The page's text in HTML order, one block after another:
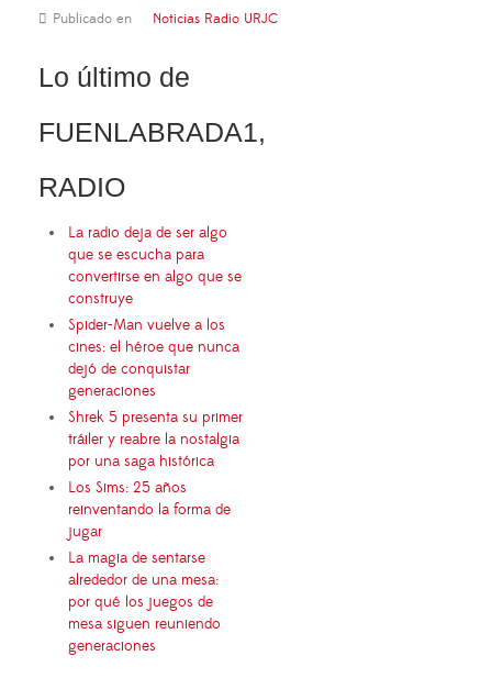
Publicado en Noticias Radio URJC
Lo último de
FUENLABRADA1,
RADIO
La radio deja de ser algo
que se escucha para
convertirse en algo que se
construye
Spider-Man vuelve a los
cines: el héroe que nunca
dejó de conquistar
generaciones
Shrek 5 presenta su primer
tráiler y reabre la nostalgia
por una saga histórica
Los Sims: 25 años
reinventando la forma de
jugar
La magia de sentarse
alrededor de una mesa:
por qué los juegos de
mesa siguen reuniendo
generaciones